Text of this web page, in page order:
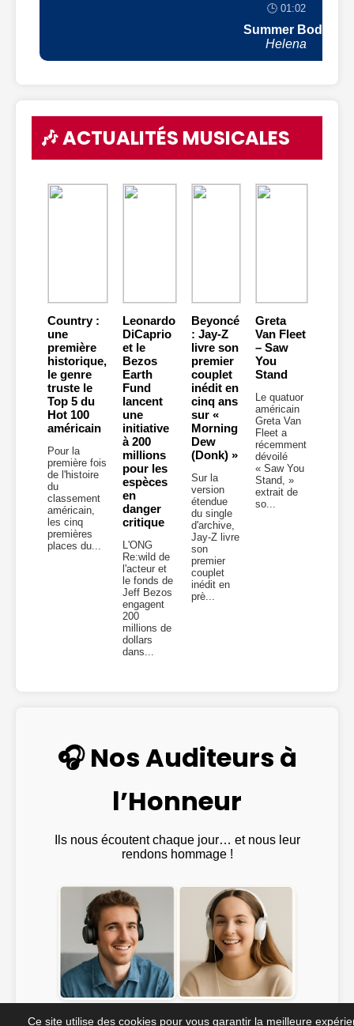
🕒 01:02
Summer Body
Helena
🎶 ACTUALITÉS MUSICALES
Country :
une
première
historique,
le genre
truste le
Top 5 du
Hot 100
américain
Pour la
première fois
de l'histoire
du
classement
américain,
les cinq
premières
places du...
Leonardo
DiCaprio
et le
Bezos
Earth
Fund
lancent
une
initiative
à 200
millions
pour les
espèces
en
danger
critique
L'ONG
Re:wild de
l'acteur et
le fonds de
Jeff Bezos
engagent
200
millions de
dollars
dans...
Beyoncé
: Jay-Z
livre son
premier
couplet
inédit en
cinq ans
sur «
Morning
Dew
(Donk) »
Sur la
version
étendue
du single
d'archive,
Jay-Z livre
son
premier
couplet
inédit en
prè...
Greta
Van Fleet
– Saw
You
Stand
Le quatuor
américain
Greta Van
Fleet a
récemment
dévoilé
« Saw You
Stand, »
extrait de
so...
🎧 Nos Auditeurs à
l’Honneur
Ils nous écoutent chaque jour… et nous leur
rendons hommage !
Ce site utilise des cookies pour vous garantir la meilleure